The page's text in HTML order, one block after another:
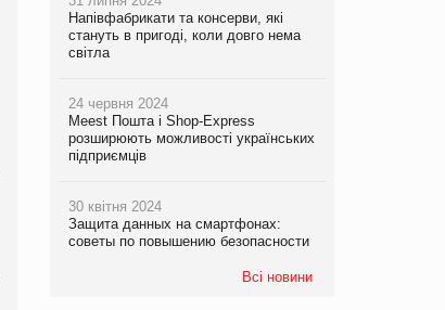
Напівфабрикати та консерви, які
стануть в пригоді, коли довго нема
світла
24 червня 2024
Meest Пошта і Shop-Express
розширюють можливості українських
підприємців
30 квітня 2024
Защита данных на смартфонах:
советы по повышению безопасности
Всі новини